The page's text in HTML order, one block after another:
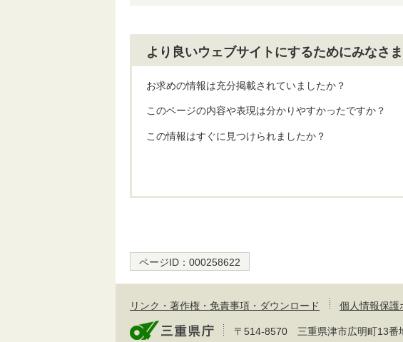
より良いウェブサイトにするためにみなさ
お求めの情報は充分掲載されていましたか？
このページの内容や表現は分かりやすかったですか？
この情報はすぐに見つけられましたか？
ページID： 000258622
リンク・著作権・免責事項・ダウンロード 個人情報保護
〒514-8570 三重県津市広明町13番